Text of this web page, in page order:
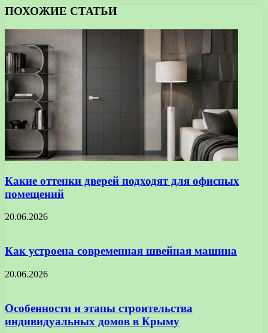
ПОХОЖИЕ СТАТЬИ
Какие оттенки дверей подходят для офисных
помещений
20.06.2026
Как устроена современная швейная машина
20.06.2026
Особенности и этапы строительства
индивидуальных домов в Крыму